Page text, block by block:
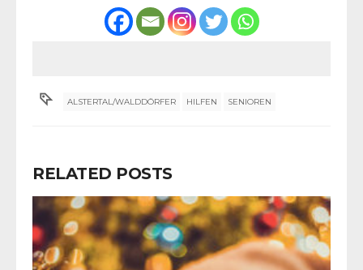
ALSTERTAL/WALDDÖRFER HILFEN SENIOREN
RELATED POSTS